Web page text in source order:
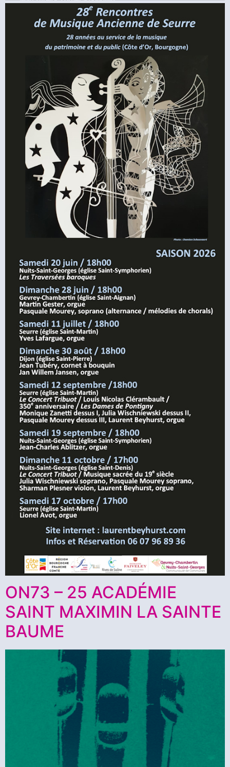
ON73 – 25 ACADÉMIE
SAINT MAXIMIN LA SAINTE
BAUME